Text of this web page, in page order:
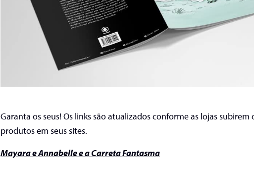
Garanta os seus! Os links são atualizados conforme as lojas subirem
produtos em seus sites.
Mayara e Annabelle e a Carreta Fantasma